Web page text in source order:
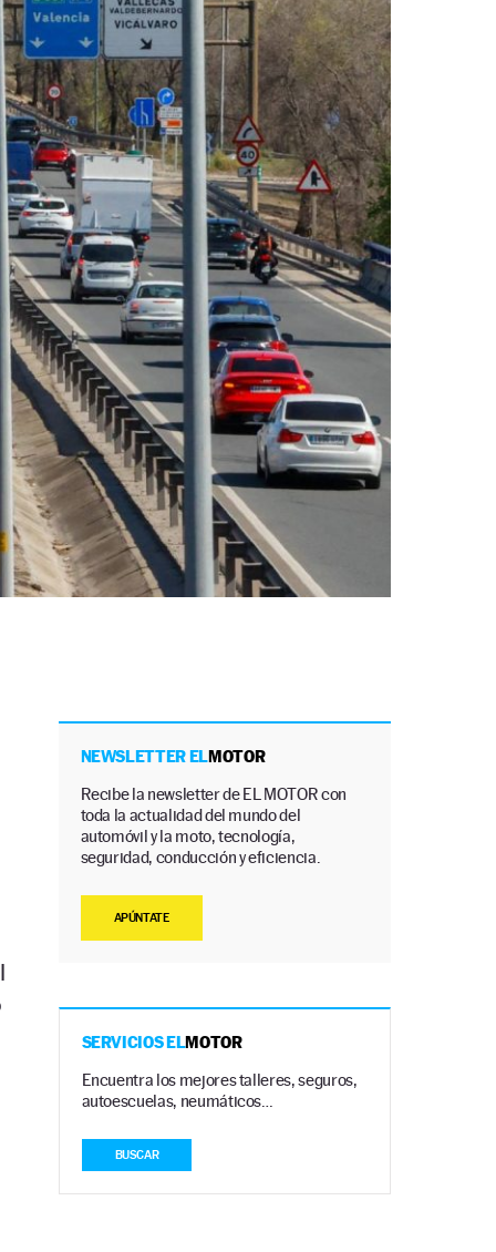
NEWSLETTER ELMOTOR
Recibe la newsletter de EL MOTOR con
toda la actualidad del mundo del
automóvil y la moto, tecnología,
seguridad, conducción y eficiencia.
APÚNTATE
SERVICIOS ELMOTOR
Encuentra los mejores talleres, seguros,
autoescuelas, neumáticos…
BUSCAR